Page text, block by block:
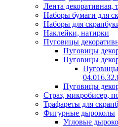
Лента декоративная,
Наборы бумаги для
Наборы для
Наклейки, натирки
Пуговицы
Пуговицы
Пуговицы
Пуговицы
Страз, микробисер,
Трафареты для
Фигурные дыроколы
Угловые